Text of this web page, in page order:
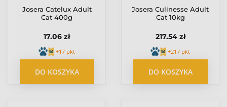
Josera Catelux Adult
Cat 400g
17.06 zł
+17 pkt
DO KOSZYKA
Josera Culinesse Adult
Cat 10kg
217.54 zł
+217 pkt
DO KOSZYKA